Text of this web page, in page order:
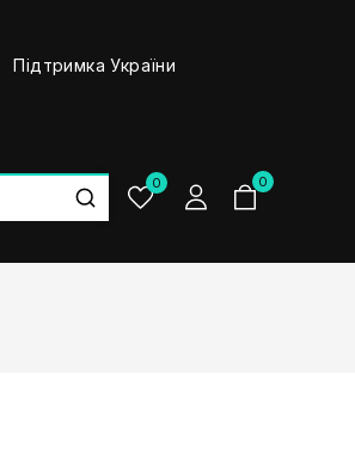
Підтримка України
0
0